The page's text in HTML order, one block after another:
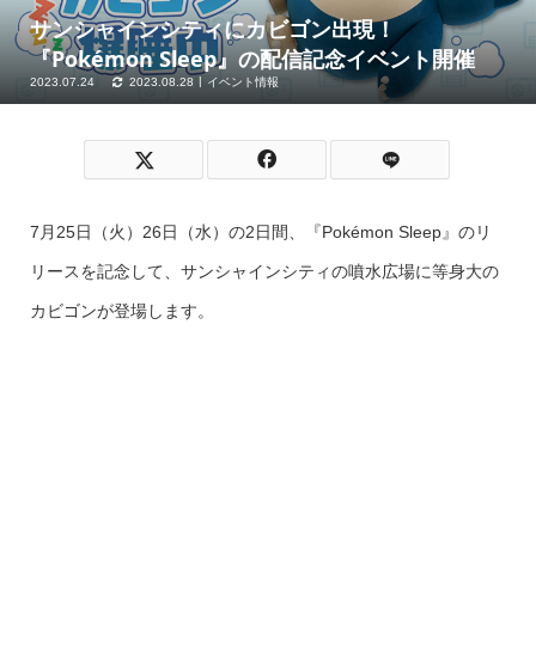
サンシャインシティにカビゴン出現！
『Pokémon Sleep』の配信記念イベント開催
2023.07.24 2023.08.28 イベント情報
7月25日（火）26日（水）の2日間、『Pokémon Sleep』のリ
リースを記念して、サンシャインシティの噴水広場に等身大の
カビゴンが登場します。